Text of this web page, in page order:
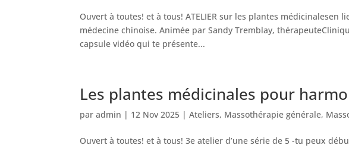
Ouvert à toutes! et à tous! ATELIER sur les plantes médicinalesen
médecine chinoise. Animée par Sandy Tremblay,
capsule vidéo qui te présente...
Les plantes médicinales pour
paradmin | 12 Nov 2025 |Ateliers, Massothérapie générale,
Ouvert à toutes! et à tous! 3e atelier d’une série de 5 -tu peux